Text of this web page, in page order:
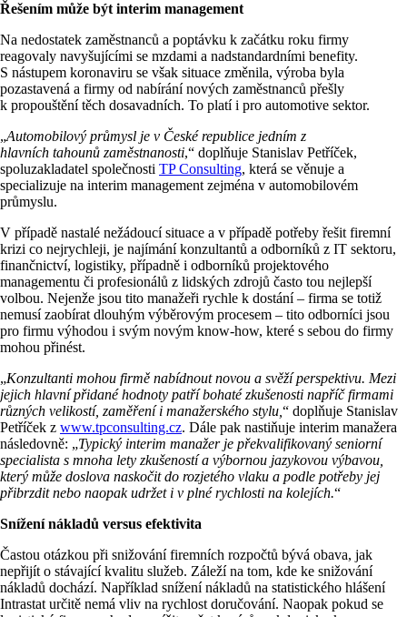
Řešením může být interim management
Na nedostatek zaměstnanců a poptávku k začátku roku firmy
reagovaly navyšujícími se mzdami a nadstandardními benefity.
S nástupem koronaviru se však situace změnila, výroba byla
pozastavená a firmy od nabírání nových zaměstnanců přešly
k propouštění těch dosavadních. To platí i pro automotive sektor.
„Automobilový průmysl je v České republice jedním z
hlavních tahounů zaměstnanosti,“ doplňuje Stanislav Petříček,
spoluzakladatel společnosti TP Consulting, která se věnuje a
specializuje na interim management zejména v automobilovém
průmyslu.
V případě nastalé nežádoucí situace a v případě potřeby řešit firemní
krizi co nejrychleji, je najímání konzultantů a odborníků z IT sektoru,
finančnictví, logistiky, případně i odborníků projektového
managementu či profesionálů z lidských zdrojů často tou nejlepší
volbou. Nejenže jsou tito manažeři rychle k dostání – firma se totiž
nemusí zaobírat dlouhým výběrovým procesem – tito odborníci jsou
pro firmu výhodou i svým novým know-how, které s sebou do firmy
mohou přinést.
„Konzultanti mohou firmě nabídnout novou a svěží perspektivu. Mezi
jejich hlavní přidané hodnoty patří bohaté zkušenosti napříč firmami
různých velikostí, zaměření i manažerského stylu, “ doplňuje Stanislav
Petříček z www.tpconsulting.cz. Dále pak nastiňuje interim manažera
následovně: „Typický interim manažer je překvalifikovaný seniorní
specialista s mnoha lety zkušeností a výbornou jazykovou výbavou,
který může doslova naskočit do rozjetého vlaku a podle potřeby jej
přibrzdit nebo naopak udržet i v plné rychlosti na kolejích.“
Snížení nákladů versus efektivita
Častou otázkou při snižování firemních rozpočtů bývá obava, jak
nepřijít o stávající kvalitu služeb. Záleží na tom, kde ke snižování
nákladů dochází. Například snížení nákladů na statistického hlášení
Intrastat určitě nemá vliv na rychlost doručování. Naopak pokud se